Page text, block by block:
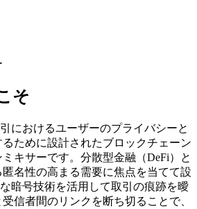
そ
におけるユーザーのプライバシーと
ために設計されたブロックチェーン
キサーです。分散型金融（DeFi）と
名性の高まる需要に焦点を当てて設
暗号技術を活用して取引の痕跡を曖
信者間のリンクを断ち切ることで、